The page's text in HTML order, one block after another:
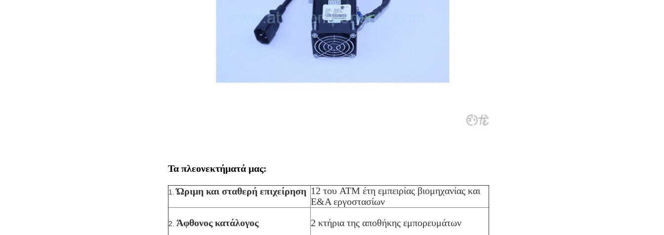
Τα πλεονεκτήματά μας:
1.Ώριμη και σταθερή επιχείρηση 12 του ATM έτη εμπειρίας βιομηχανίας και
Ε&Α εργοστασίων
2. Άφθονος κατάλογος 2 κτήρια της αποθήκης εμπορευμάτων